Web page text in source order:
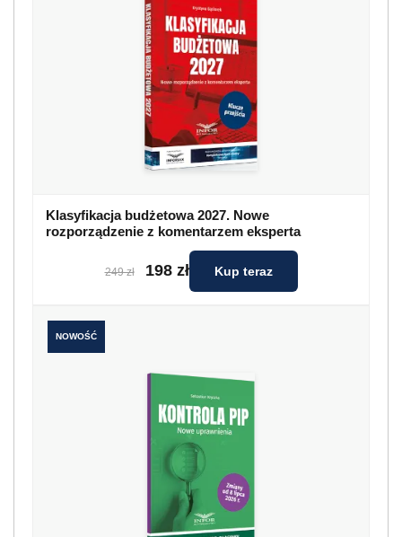
Klasyfikacja budżetowa 2027. Nowe
rozporządzenie z komentarzem eksperta
249 zł 198 zł Kup teraz
NOWOŚĆ